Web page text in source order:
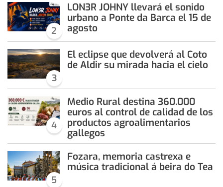
2
LON3R JOHNY llevará el sonido
urbano a Ponte da Barca el 15 de
agosto
3
El eclipse que devolverá al Coto
de Aldir su mirada hacia el cielo
4
Medio Rural destina 360.000
euros al control de calidad de los
productos agroalimentarios
gallegos
5
Fozara, memoria castrexa e
música tradicional á beira do Tea